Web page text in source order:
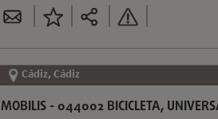
Cádiz, Cádiz
MOBILIS - 044002 BICICLETA,